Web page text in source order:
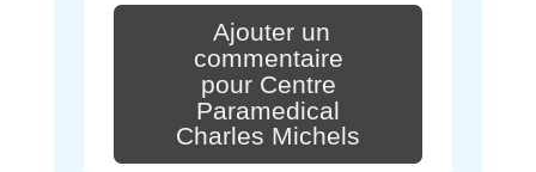
Ajouter un
commentaire
pour Centre
Paramedical
Charles Michels